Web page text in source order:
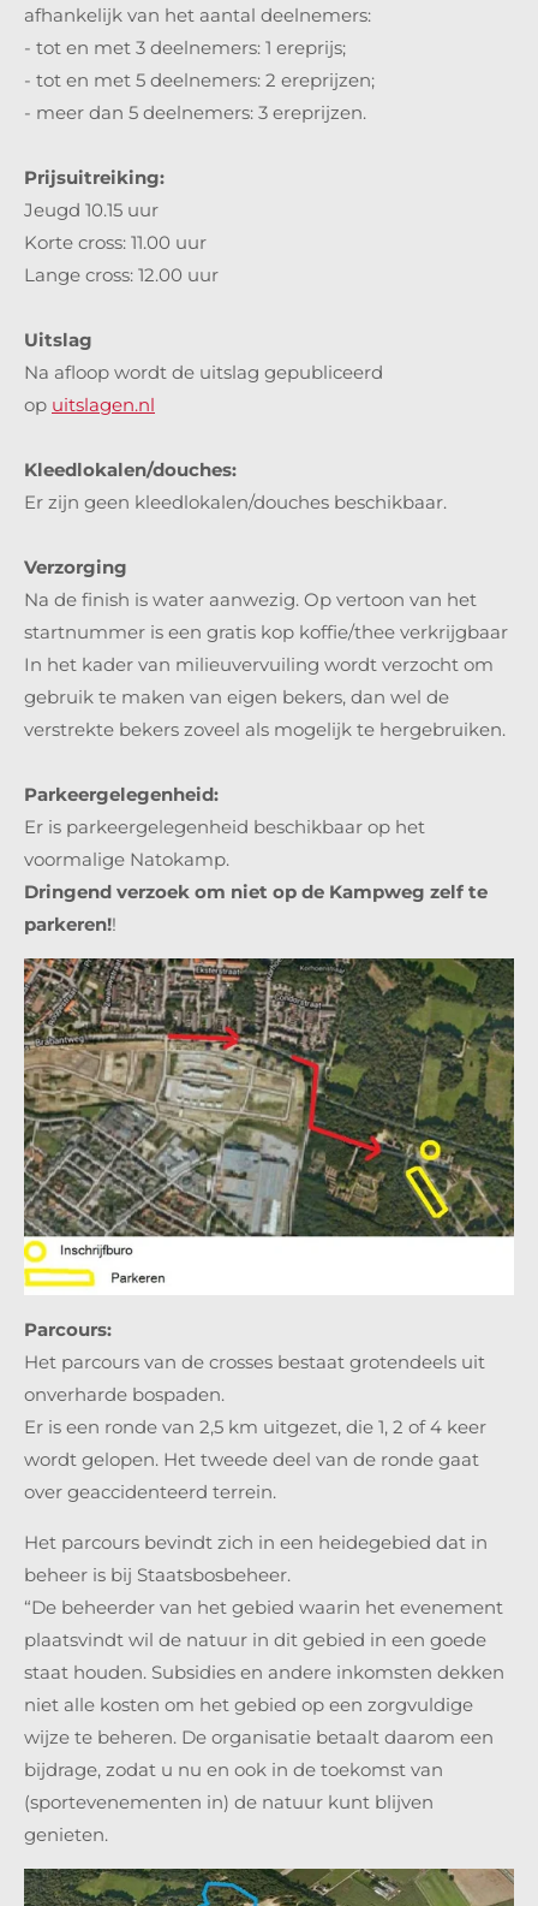
afhankelijk van het aantal deelnemers:
- tot en met 3 deelnemers: 1 ereprijs;
- tot en met 5 deelnemers: 2 ereprijzen;
- meer dan 5 deelnemers: 3 ereprijzen.
Prijsuitreiking:
Jeugd 10.15 uur
Korte cross: 11.00 uur
Lange cross: 12.00 uur
Uitslag
Na afloop wordt de uitslag gepubliceerd
op uitslagen.nl
Kleedlokalen/douches:
Er zijn geen kleedlokalen/douches beschikbaar.
Verzorging
Na de finish is water aanwezig. Op vertoon van het
startnummer is een gratis kop koffie/thee verkrijgbaar
In het kader van milieuvervuiling wordt verzocht om
gebruik te maken van eigen bekers, dan wel de
verstrekte bekers zoveel als mogelijk te hergebruiken.
Parkeergelegenheid:
Er is parkeergelegenheid beschikbaar op het
voormalige Natokamp.
Dringend verzoek om niet op de Kampweg zelf te
parkeren!!
Parcours:
Het parcours van de crosses bestaat grotendeels uit
onverharde bospaden.
Er is een ronde van 2,5 km uitgezet, die 1, 2 of 4 keer
wordt gelopen. Het tweede deel van de ronde gaat
over geaccidenteerd terrein.
Het parcours bevindt zich in een heidegebied dat in
beheer is bij Staatsbosbeheer.
“De beheerder van het gebied waarin het evenement
plaatsvindt wil de natuur in dit gebied in een goede
staat houden. Subsidies en andere inkomsten dekken
niet alle kosten om het gebied op een zorgvuldige
wijze te beheren. De organisatie betaalt daarom een
bijdrage, zodat u nu en ook in de toekomst van
(sportevenementen in) de natuur kunt blijven
genieten.